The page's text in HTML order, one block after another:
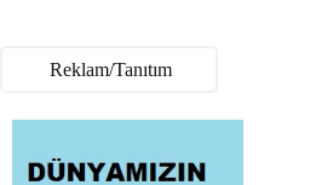
Reklam/Tanıtım